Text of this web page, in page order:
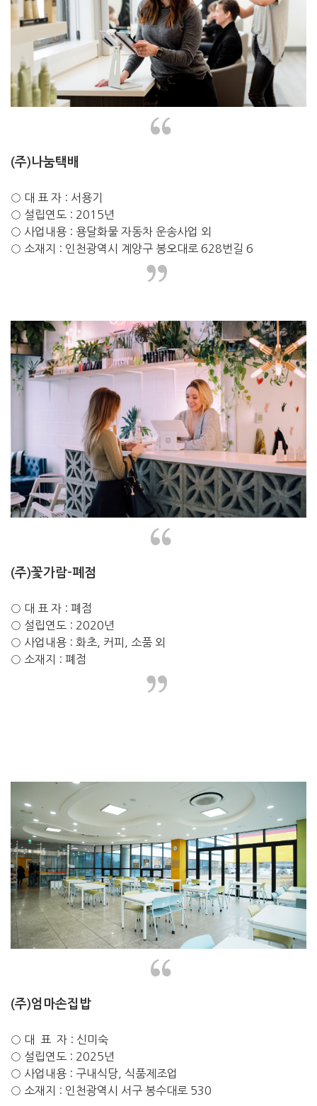
“
(주)나눔택배
○ 대 표 자 : 서용기
○ 설립연도 : 2015년
○ 사업내용 : 용달화물 자동차 운송사업 외
○ 소재지 : 인천광역시 계양구 봉오대로 628번길 6
”
“
(주)꽃가람-폐점
○ 대 표 자 : 폐점
○ 설립연도 : 2020년
○ 사업내용 : 화초, 커피, 소품 외
○ 소재지 : 폐점
”
“
(주)엄마손집밥
○ 대 표 자 : 신미숙
○ 설립연도 : 2025년
○ 사업내용 : 구내식당, 식품제조업
○ 소재지 : 인천광역시 서구 봉수대로 530